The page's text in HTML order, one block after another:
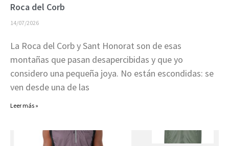
Roca del Corb
14/07/2026
La Roca del Corb y Sant Honorat son de esas
montañas que pasan desapercibidas y que yo
considero una pequeña joya. No están escondidas: se
ven desde una de las
Leer más »